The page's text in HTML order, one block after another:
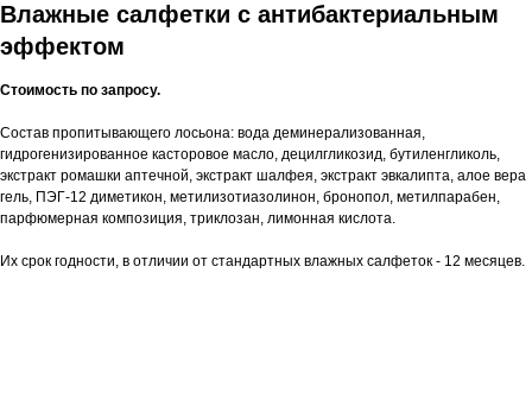
Влажные салфетки с антибактериальным
эффектом
Стоимость по запросу.
Состав пропитывающего лосьона: вода деминерализованная,
гидрогенизированное касторовое масло, децилгликозид, бутиленгликоль,
экстракт ромашки аптечной, экстракт шалфея, экстракт эвкалипта, алое вера
гель, ПЭГ-12 диметикон, метилизотиазолинон, бронопол, метилпарабен,
парфюмерная композиция, триклозан, лимонная кислота.
Их срок годности, в отличии от стандартных влажных салфеток - 12 месяцев.